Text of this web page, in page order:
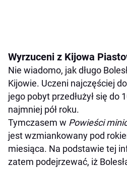
Wyrzuceni z Kijowa
Nie wiadomo, jak długo
Kijowie. Uczeni najczęściej
jego pobyt przedłużył się do
najmniej pół roku.
Tymczasem w Powieści
jest wzmiankowany pod
miesiąca. Na podstawie tej
zatem podejrzewać, iż